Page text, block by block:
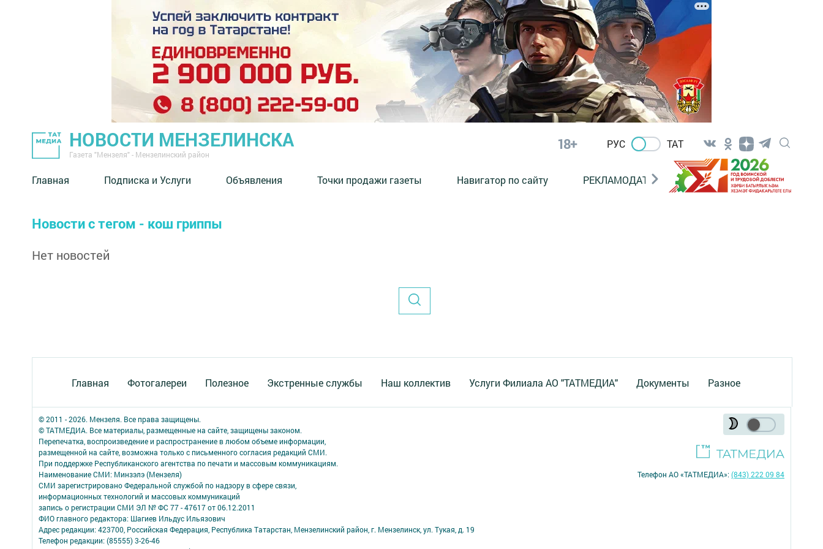
НОВОСТИ МЕНЗЕЛИНСКА
Газета "Мензеля" - Мензелинский район
18+ РУС ТАТ
Главная Подписка и Услуги Объявления Точки продажи газеты Навигатор по сайту РЕКЛАМОДАТЕЛЯМ
Новости с тегом - кош гриппы
Нет новостей
Главная Фотогалереи Полезное Экстренные службы Наш коллектив Услуги Филиала АО "ТАТМЕДИА" Документы Разное
© 2011 - 2026. Мензеля. Все права защищены.
© ТАТМЕДИА. Все материалы, размещенные на сайте, защищены законом.
Перепечатка, воспроизведение и распространение в любом объеме информации,
размещенной на сайте, возможна только с письменного согласия редакций СМИ.
При поддержке Республиканского агентства по печати и массовым коммуникациям.
Наименование СМИ: Минзэлэ (Мензеля)
СМИ зарегистрировано Федеральной службой по надзору в сфере связи,
информационных технологий и массовых коммуникаций
запись о регистрации СМИ ЭЛ № ФС 77 - 47617 от 06.12.2011
ФИО главного редактора: Шагиев Ильдус Ильязович
Адрес редакции: 423700, Российская Федерация, Республика Татарстан, Мензелинский район, г. Мензелинск, ул. Тукая, д. 19
Телефон редакции: (85555) 3-26-46
Телефон АО «ТАТМЕДИА»:(843) 222 09 84